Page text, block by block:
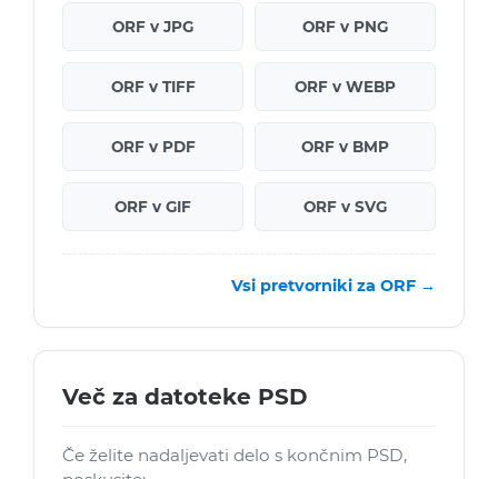
ORF v JPG ORF v PNG
ORF v TIFF ORF v WEBP
ORF v PDF ORF v BMP
ORF v GIF ORF v SVG
Vsi pretvorniki za ORF →
Več za datoteke PSD
Če želite nadaljevati delo s končnim PSD,